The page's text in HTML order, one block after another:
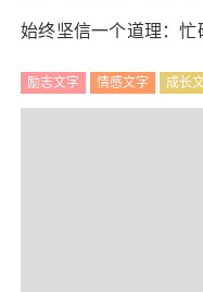
始终坚信一个道理：忙
励志文字 情感文字 成长